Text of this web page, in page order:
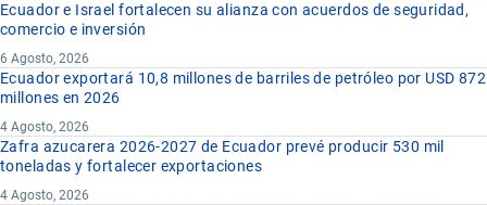
Ecuador e Israel fortalecen su alianza con acuerdos de seguridad,
comercio e inversión
6 Agosto, 2026
Ecuador exportará 10,8 millones de barriles de petróleo por USD 872
millones en 2026
4 Agosto, 2026
Zafra azucarera 2026-2027 de Ecuador prevé producir 530 mil
toneladas y fortalecer exportaciones
4 Agosto, 2026